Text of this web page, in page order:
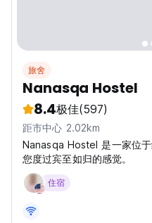
旅舍
Nanasqa Hostel
8.4极佳(597)
距市中心 2.02km
Nanasqa Hostel 是一家位
您度过宾至如归的感觉。
住宿